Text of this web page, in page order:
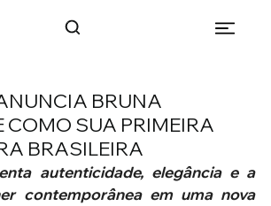
BRUNA
COMO SUA PRIMEIRA
BRASILEIRA
autenticidade, elegância e a
contemporânea em uma nova